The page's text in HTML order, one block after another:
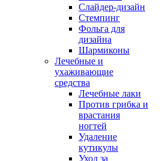
Слайдер-дизайн
Стемпинг
Фольга для
дизайна
Шармиконы
Лечебные и
ухаживающие
средства
Лечебные лаки
Против грибка и
врастания
ногтей
Удаление
кутикулы
Уход за